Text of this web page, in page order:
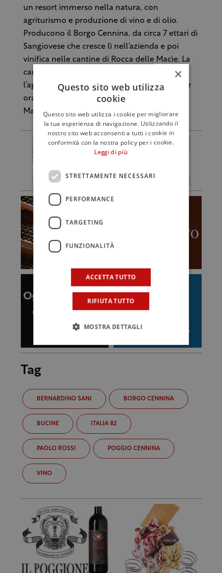
un resort immerso nella natura, con
agriturismo e produzione di vino e di olio.
Producono il Borgo Cennina, da circa 7 ettari di
Sangiovese che cresce lì nell’azienda e poi
vinifica nelle cantine di Rocca delle Macìe. La
caratteristica principale di tutta l’azienda
l’agricola è di essere un’azienda biologica. Per
ora starà brindando con Diego Armando
Maradona.
Tag
BERNARDINO SANI BORGO CENNINA
BUCINE ITALIA 82
PAOLO ROSSI POGGIO CENNINA
VINO
×
Questo sito web utilizza
cookie
Questo sito web utilizza i cookie per migliorare
la tua esperienza di navigazione. Utilizzando il
nostro sito web acconsenti a tutti i cookie in
conformità con la nostra policy per i cookie.
Leggi di più
STRETTAMENTE NECESSARI
PERFORMANCE
TARGETING
FUNZIONALITÀ
ACCETTA TUTTO
RIFIUTA TUTTO
MOSTRA DETTAGLI